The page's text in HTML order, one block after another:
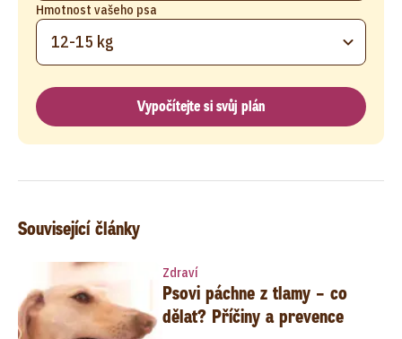
Hmotnost vašeho psa
12-15 kg
Vypočítejte si svůj plán
Související články
Zdraví
Psovi páchne z tlamy – co
dělat? Příčiny a prevence